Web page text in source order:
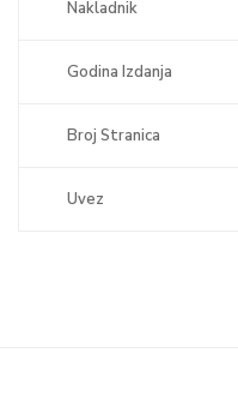
Nakladnik
Godina Izdanja
Broj Stranica
Uvez